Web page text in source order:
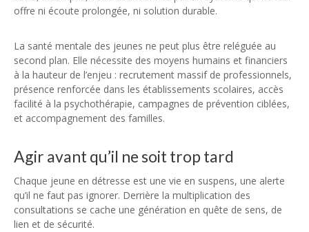
offre ni écoute prolongée, ni solution durable.
La santé mentale des jeunes ne peut plus être reléguée au
second plan. Elle nécessite des moyens humains et financiers
à la hauteur de l’enjeu : recrutement massif de professionnels,
présence renforcée dans les établissements scolaires, accès
facilité à la psychothérapie, campagnes de prévention ciblées,
et accompagnement des familles.
Agir avant qu’il ne soit trop tard
Chaque jeune en détresse est une vie en suspens, une alerte
qu’il ne faut pas ignorer. Derrière la multiplication des
consultations se cache une génération en quête de sens, de
lien et de sécurité.